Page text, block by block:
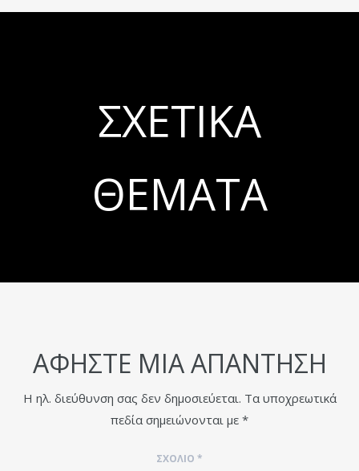
ΣΧΕΤΙΚΆ
ΘΈΜΑΤΑ
ΑΦΉΣΤΕ ΜΙΑ ΑΠΆΝΤΗΣΗ
Η ηλ. διεύθυνση σας δεν δημοσιεύεται. Τα υποχρεωτικά
πεδία σημειώνονται με *
ΣΧΌΛΙΟ *